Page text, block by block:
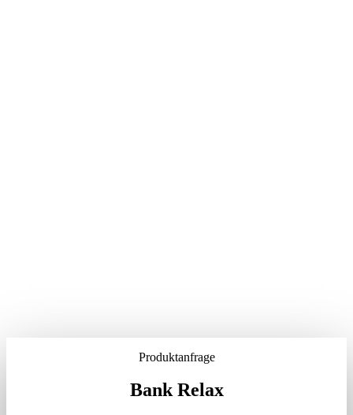
Produktanfrage
Bank Relax